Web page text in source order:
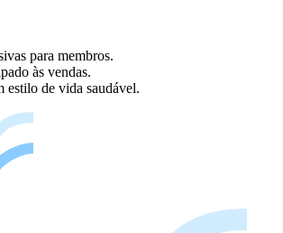
para membros.
às vendas.
estilo de vida saudável.